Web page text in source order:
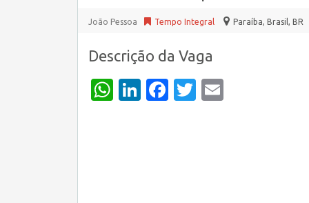
João Pessoa Tempo Integral Paraíba, Brasil, BR
Descrição da Vaga
WhatsApp
LinkedIn
Facebook
Twitter